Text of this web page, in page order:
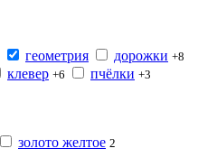
геометрия дорожки +8
клевер +6 пчёлки +3
золото желтое 2